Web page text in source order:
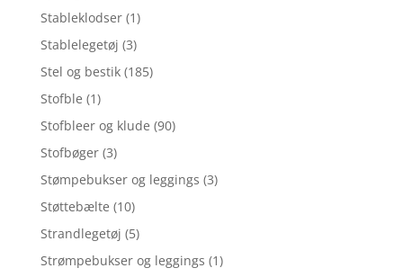
Stableklodser (1)
Stablelegetøj (3)
Stel og bestik (185)
Stofble (1)
Stofbleer og klude (90)
Stofbøger (3)
Stømpebukser og leggings (3)
Støttebælte (10)
Strandlegetøj (5)
Strømpebukser og leggings (1)